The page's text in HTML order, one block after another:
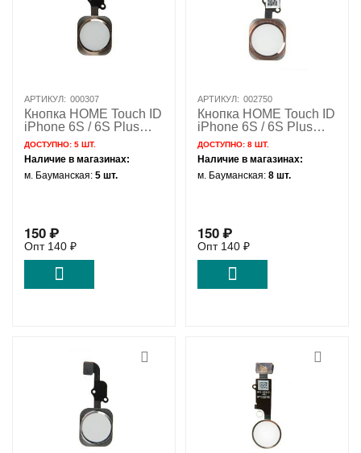
АРТИКУЛ: 000307
Кнопка HOME Touch ID
iPhone 6S / 6S Plus
золотой / 821-00487
ДОСТУПНО:5 ШТ.
Наличие в магазинах:
м. Бауманская:5 шт.
150₽
Опт 140 ₽
АРТИКУЛ: 002750
Кнопка HOME Touch ID
iPhone 6S / 6S Plus
розовое золото / 821-
00487
ДОСТУПНО:8 ШТ.
Наличие в магазинах:
м. Бауманская:8 шт.
150₽
Опт 140 ₽